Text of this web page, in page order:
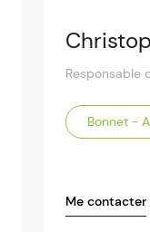
Responsable
Bonnet -
Me contacter